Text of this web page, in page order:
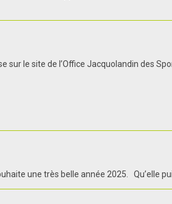
sur le site de l’Office Jacquolandin des
une très belle année 2025. Qu’elle